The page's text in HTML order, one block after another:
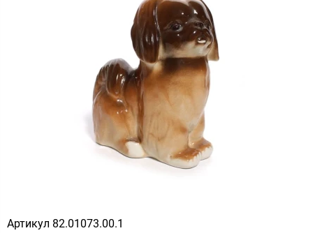
Артикул 82.01073.00.1